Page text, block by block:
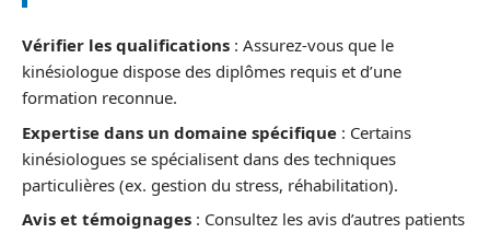
Vérifier les qualifications : Assurez-vous que le
kinésiologue dispose des diplômes requis et d’une
formation reconnue.
Expertise dans un domaine spécifique : Certains
kinésiologues se spécialisent dans des techniques
particulières (ex. gestion du stress, réhabilitation).
Avis et témoignages : Consultez les avis d’autres patients